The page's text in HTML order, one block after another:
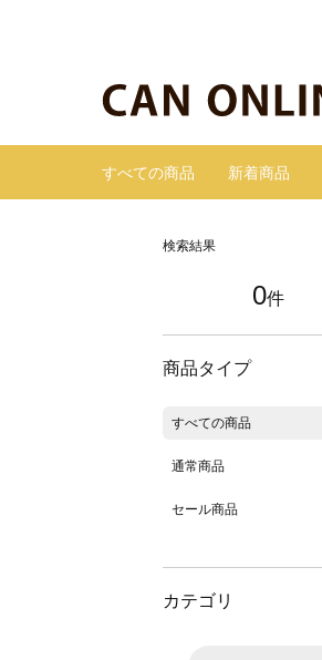
すべての商品 新着商品
検索結果
0件
商品タイプ
すべての商品
通常商品
セール商品
カテゴリ